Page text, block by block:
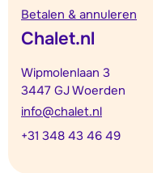
Betalen & annuleren
Chalet.nl
Wipmolenlaan 3
3447 GJ Woerden
info@chalet.nl
+31 348 43 46 49